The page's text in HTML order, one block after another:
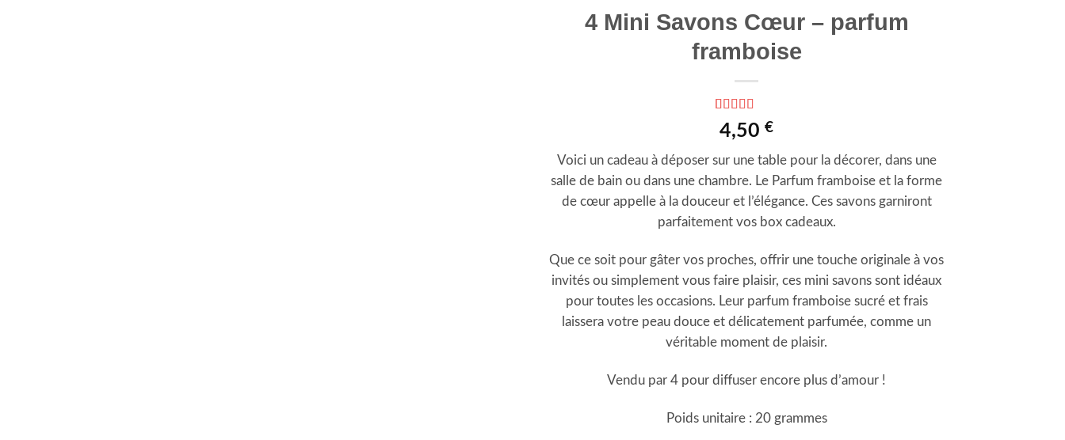
4 Mini Savons Cœur – parfum
framboise
Noté5sur 5
basé sur
client
4,50 €
Voici un cadeau à déposer sur une table pour la décorer, dans une
salle de bain ou dans une chambre. Le Parfum framboise et la forme
de cœur appelle à la douceur et l’élégance. Ces savons garniront
parfaitement vos box cadeaux.
Que ce soit pour gâter vos proches, offrir une touche originale à vos
invités ou simplement vous faire plaisir, ces mini savons sont idéaux
pour toutes les occasions. Leur parfum framboise sucré et frais
laissera votre peau douce et délicatement parfumée, comme un
véritable moment de plaisir.
Vendu par 4 pour diffuser encore plus d’amour !
Poids unitaire : 20 grammes